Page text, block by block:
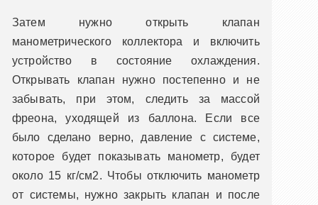
Затем нужно открыть клапан
манометрического коллектора и включить
устройство в состояние охлаждения.
Открывать клапан нужно постепенно и не
забывать, при этом, следить за массой
фреона, уходящей из баллона. Если все
было сделано верно, давление с системе,
которое будет показывать манометр, будет
около 15 кг/см2. Чтобы отключить манометр
от системы, нужно закрыть клапан и после